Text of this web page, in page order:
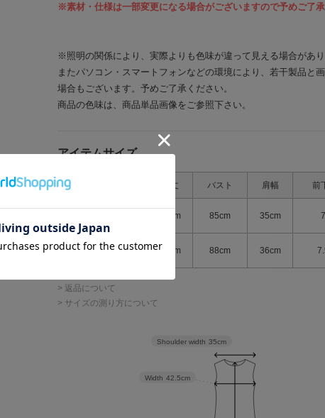
※素材・仕様は一部変更になる場合がございますので予めご了承
※照明の関係により、実際よりも色味が違って見える場合があり
またパソコン・スマートフォンなどの環境により、若干製品と
場合もございます。予めご了承ください。
商品の色味は、商品単品画像をご参照下さい。
アイテムサイズ
着丈 バスト 肩幅 前
78cm 85cm 35cm
38 80cm 88cm 36cm
> 返品について
> サイズの測り方について
Width 42.5cm
Shoulder width 35cm